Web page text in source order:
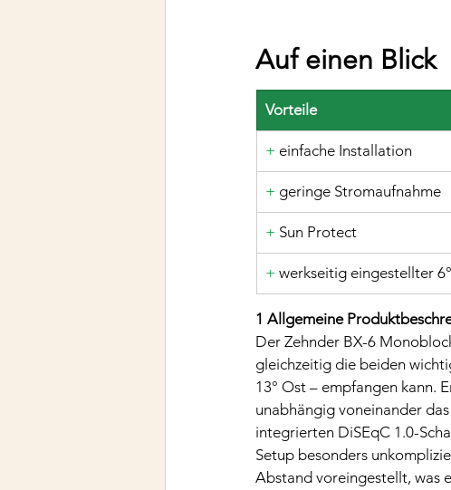
Auf einen Blick
Vorteile
+ einfache Installation
+ geringe Stromaufnahme
+ Sun Protect
+ werkseitig eingestellter
1 Allgemeine
Der Zehnder BX-6
gleichzeitig die beiden
13° Ost – empfangen kann.
unabhängig voneinander
integrierten DiSEqC 1.0-
Setup besonders
Abstand voreingestellt, was